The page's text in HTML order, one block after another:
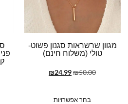
מגוון שרשראות סגנון פשוט-
טולי (משלוח חינם)
₪50.00
₪24.99
בחר אפשרויות